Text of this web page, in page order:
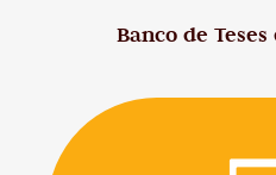
Banco de